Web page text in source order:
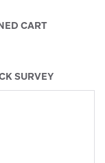
CART
SURVEY